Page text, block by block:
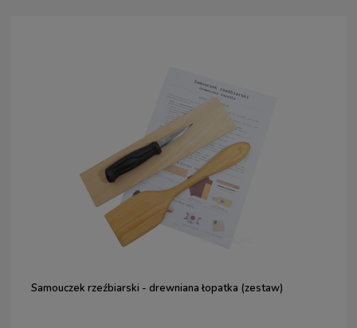
Samouczek rzeźbiarski - drewniana łopatka (zestaw)